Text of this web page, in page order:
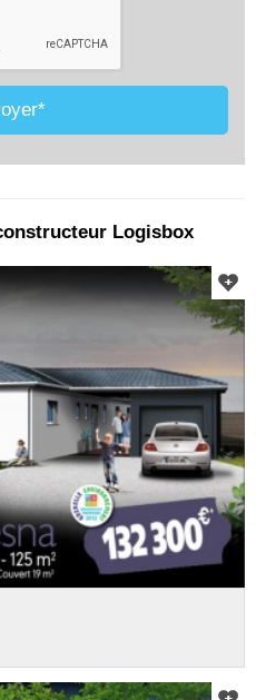
constructeur.com et un
en rapport avec ce projet et qui
constructeur sur ce projet.
et libertés », vous pouvez
vous concernant et les faire
7 bis rue de l'Héronière, 17220
Tél. 07.86.24.07.28 -
Logisbox